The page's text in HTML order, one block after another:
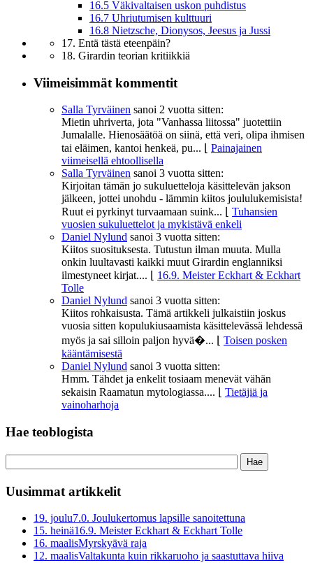
16.5 Väkivaltaisen uskon puhdistus
16.7 Uhriutumisen kulttuuri
16.8 Nietzsche, Dionysos, Jeesus ja Jussi
17. Entä tästä eteenpäin?
18. Girardin teorian kritiikkiä
Viimeisimmät kommentit
Salla Tyrväinen sanoi 2 vuotta sitten:
Mietin uhriverta, jota "Vanhassa liitossa" juotettiin
Jumalalle. Hienosäätöä on siinä, että veri, olipa ihmisen
tai eläimen, kantoi henkeä, pu...
Painajainen
viimeisellä ehtoollisella
Salla Tyrväinen sanoi 3 vuotta sitten:
Kirjoitan tämän jo sukuluetteloja käsittelevän jakson
jälkeen, jottei unohdu - lämmin kiitos joululukemisista!
Ruut ei pyrkinyt turvaamaan suink...
Tuhansien
vuosien sukuluettelot ja mykistävä enkeli
Daniel Nylund sanoi 3 vuotta sitten:
Kiitos suosituksesta. Tutustun ilman muuta. Mulla
onkin luultavasti kaikki muut Girardin englanniksi
ilmestyneet kirjat....
16.9. Meister Eckhart & Eckhart
Tolle
Daniel Nylund sanoi 3 vuotta sitten:
Kiitos rohkaisusta. Tämä artikkeli julkaistiin joskus
vuosia sitten kopulukiusaamista käsittelevässä lehdessä
myös ja sai silloin paljon hyvä�...
Toisen posken
kääntämisestä
Daniel Nylund sanoi 3 vuotta sitten:
Hmm. Tähdet ja enkelit tosiaam menevät vähän
sekaisin Raamatun mytologiassa....
Tietäjiä ja
vainoharhoja
Hae teoblogista
Uusimmat artikkelit
19. joulu7.0. Joulukertomus lapsille sanoitettuna
15. heinä16.9. Meister Eckhart & Eckhart Tolle
16. maalisMyrskyävä raja
12. maalisValtakunta kuin rikkaruoho ja saastuttava hiiva